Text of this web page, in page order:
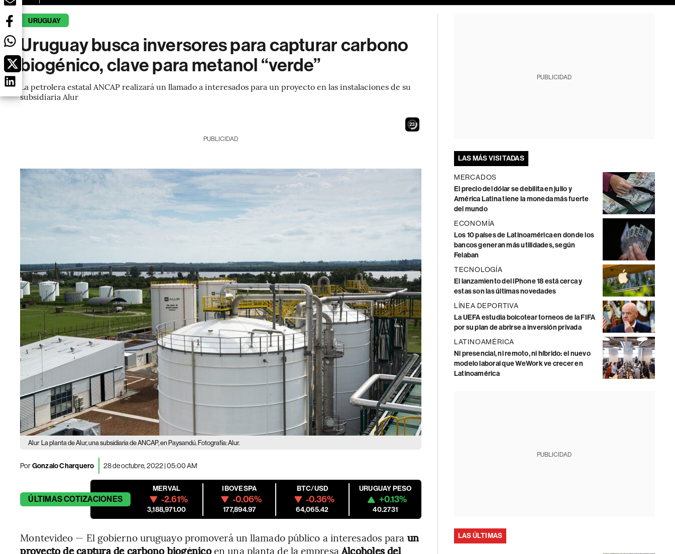
URUGUAY
Uruguay busca inversores para capturar carbono
biogénico, clave para metanol “verde”
La petrolera estatal ANCAP realizará un llamado a interesados para un proyecto en las instalaciones de su
subsidiaria Alur
21
PUBLICIDAD
Alur La planta de Alur, una subsidiaria de ANCAP, en Paysandú. Fotografía: Alur.
PorGonzalo Charquero 28 de octubre, 2022 | 05:00 AM
ÚLTIMASCOTIZACIONES
MERVAL
-2.61%
3,188,971.00
IBOVESPA
-0.06%
177,894.97
BTC/USD
-0.36%
64,065.42
URUGUAY PESO
+0.13%
40.2731
Montevideo — El gobierno uruguayo promoverá un llamado público a interesados para un
proyecto de captura de carbono biogénicoen una planta de la empresaAlcoholes del
PUBLICIDAD
LAS MÁS VISITADAS
MERCADOS
El precio del dólar se debilita en julio y
América Latina tiene la moneda más fuerte
del mundo
ECONOMÍA
Los 10 países de Latinoamérica en donde los
bancos generan más utilidades, según
Felaban
TECNOLOGÍA
El lanzamiento del iPhone 18 está cerca y
estas son las últimas novedades
LÍNEA DEPORTIVA
La UEFA estudia boicotear torneos de la FIFA
por su plan de abrirse a inversión privada
LATINOAMÉRICA
Ni presencial, ni remoto, ni híbrido: el nuevo
modelo laboral que WeWork ve crecer en
Latinoamérica
PUBLICIDAD
LAS ÚLTIMAS